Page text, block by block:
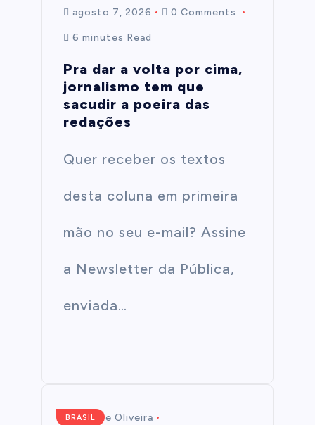
agosto 7, 2026 0 Comments
6 minutes Read
Pra dar a volta por cima,
jornalismo tem que
sacudir a poeira das
redações
Quer receber os textos
desta coluna em primeira
mão no seu e-mail? Assine
a Newsletter da Pública,
enviada…
BRASIL
Mairim de Oliveira